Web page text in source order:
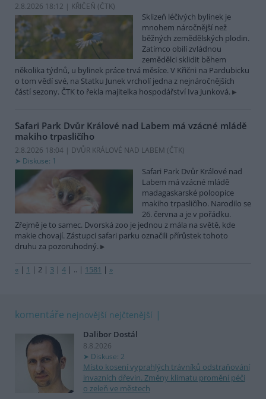
2.8.2026 18:12 | KŘIČEŇ (ČTK)
Sklizeň léčivých bylinek je
mnohem náročnější než
běžných zemědělských plodin.
Zatímco obilí zvládnou
zemědělci sklidit během
několika týdnů, u bylinek práce trvá měsíce. V Křični na Pardubicku
o tom vědí své, na Statku Junek vrcholí jedna z nejnáročnějších
částí sezony. ČTK to řekla majitelka hospodářství Iva Junková.
Safari Park Dvůr Králové nad Labem má vzácné mládě
makiho trpasličího
2.8.2026 18:04 | DVŮR KRÁLOVÉ NAD LABEM (ČTK)
Diskuse: 1
Safari Park Dvůr Králové nad
Labem má vzácné mládě
madagaskarské poloopice
makiho trpasličího. Narodilo se
26. června a je v pořádku.
Zřejmě je to samec. Dvorská zoo je jednou z mála na světě, kde
makie chovají. Zástupci safari parku označili přírůstek tohoto
druhu za pozoruhodný.
« | 1 | 2 | 3 | 4 | .. | 1581 | »
komentáře nejnovější nejčtenější
Dalibor Dostál
8.8.2026
Diskuse: 2
Místo kosení vyprahlých trávníků odstraňování
invazních dřevin. Změny klimatu promění péči
o zeleň ve městech